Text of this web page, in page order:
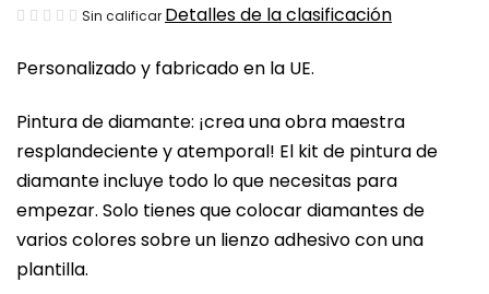
Personalizado y fabricado en la UE.
Pintura de diamante: ¡crea una obra maestra
resplandeciente y atemporal! El kit de pintura de
diamante incluye todo lo que necesitas para
empezar. Solo tienes que colocar diamantes de
varios colores sobre un lienzo adhesivo con una
plantilla.
La
media
producto
es
de
0,0
sobre
5
Sin calificar Detalles de la clasificación